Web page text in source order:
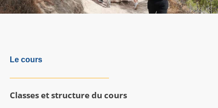
Le cours
Classes et structure du cours